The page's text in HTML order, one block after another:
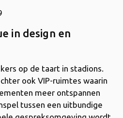
in design en
op de taart in stadions.
ook VIP-ruimtes waarin
meer ontspannen
tussen een uitbundige